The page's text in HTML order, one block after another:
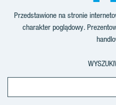
Przedstawione na stronie
charakter poglądowy.